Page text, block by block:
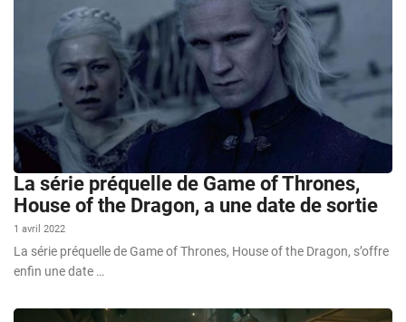
La série préquelle de Game of Thrones,
House of the Dragon, a une date de sortie
1 avril 2022
La série préquelle de Game of Thrones, House of the Dragon, s’offre
enfin une date …